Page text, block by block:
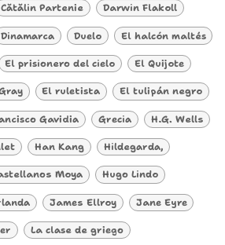
Cătălin Partenie Darwin Flakoll
Dinamarca Duelo El halcón maltés
El prisionero del cielo El Quijote
El ruletista El tulipán negro
Gavidia Grecia H.G. Wells
Han Kang Hildegarda,
Moya Hugo Lindo
James Ellroy Jane Eyre
La clase de griego